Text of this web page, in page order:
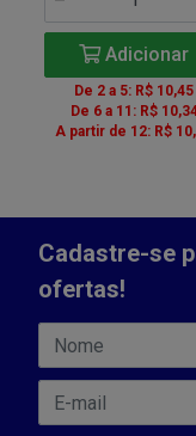
Adicionar
De 2 a 5: R$ 10,45
De 6 a 11: R$
A partir de 12: R$
Cadastre-se
ofertas!